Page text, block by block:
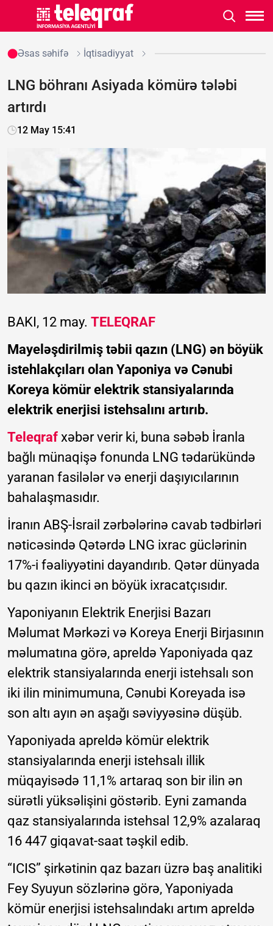
Əsas səhifə İqtisadiyyat
LNG böhranı Asiyada kömürə tələbi
artırdı
12 May 15:41
BAKI, 12 may. TELEQRAF
Mayeləşdirilmiş təbii qazın (LNG) ən böyük
istehlakçıları olan Yaponiya və Cənubi
Koreya kömür elektrik stansiyalarında
elektrik enerjisi istehsalını artırıb.
Teleqraf xəbər verir ki, buna səbəb İranla
bağlı münaqişə fonunda LNG tədarükündə
yaranan fasilələr və enerji daşıyıcılarının
bahalaşmasıdır.
İranın ABŞ-İsrail zərbələrinə cavab tədbirləri
nəticəsində Qətərdə LNG ixrac güclərinin
17%-i fəaliyyətini dayandırıb. Qətər dünyada
bu qazın ikinci ən böyük ixracatçısıdır.
Yaponiyanın Elektrik Enerjisi Bazarı
Məlumat Mərkəzi və Koreya Enerji Birjasının
məlumatına görə, apreldə Yaponiyada qaz
elektrik stansiyalarında enerji istehsalı son
iki ilin minimumuna, Cənubi Koreyada isə
son altı ayın ən aşağı səviyyəsinə düşüb.
Yaponiyada apreldə kömür elektrik
stansiyalarında enerji istehsalı illik
müqayisədə 11,1% artaraq son bir ilin ən
sürətli yüksəlişini göstərib. Eyni zamanda
qaz stansiyalarında istehsal 12,9% azalaraq
16 447 giqavat-saat təşkil edib.
“ICIS” şirkətinin qaz bazarı üzrə baş analitiki
Fey Syuyun sözlərinə görə, Yaponiyada
kömür enerjisi istehsalındakı artım apreldə